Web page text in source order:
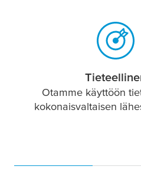
Otamme käyttöön
kokonaisvaltaisen